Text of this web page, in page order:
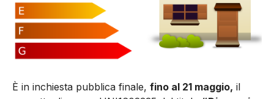
È in inchiesta pubblica finale, fino al 21 maggio, il